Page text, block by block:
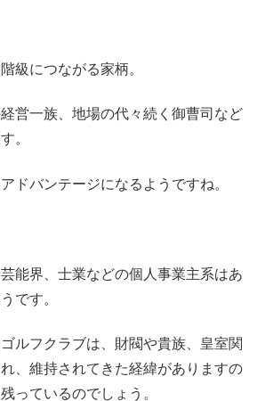
級につながる家柄。
営一族、地場の代々続く御曹司など
。
ドバンテージになるようですね。
能界、士業などの個人事業主系はあ
です。
ルフクラブは、財閥や貴族、皇室関
、維持されてきた経緯がありますの
っているのでしょう。